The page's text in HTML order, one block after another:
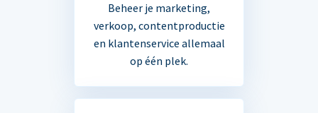
Beheer je marketing,
verkoop, contentproductie
en klantenservice allemaal
op één plek.